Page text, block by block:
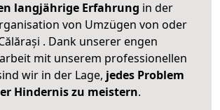
langjährige Erfahrung in der
von Umzügen von oder
. Dank unserer engen
mit unserem professionellen
wir in der Lage, jedes Problem
Hindernis zu meistern.